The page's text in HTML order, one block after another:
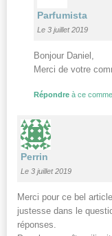
Parfumista
Le 3 juillet 2019
Bonjour Daniel,
Merci de votre
Répondre à ce
Perrin
Le 3 juillet 2019
Merci pour ce bel
justesse dans le
réponses.